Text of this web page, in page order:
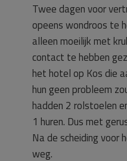
Twee dagen voor
opeens wondroos te
alleen moeilijk met
contact te hebben
het hotel op Kos die
hun geen probleem
hadden 2 rolstoelen
1 huren. Dus met
Na de scheiding voor
weg.